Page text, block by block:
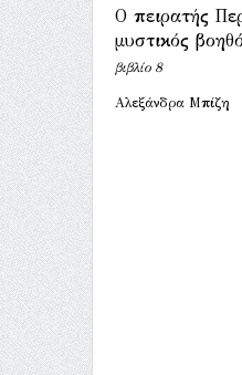
Ο πειρατής
μυστικός
βιβλίο 8
Αλεξάνδρα Μπίζη